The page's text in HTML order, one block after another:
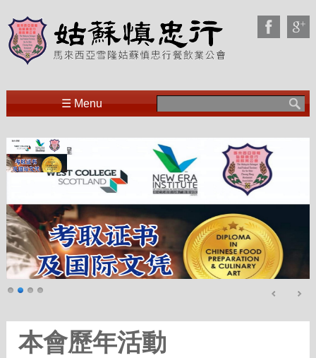
Search
for:
☰ Menu
本會歷年活動